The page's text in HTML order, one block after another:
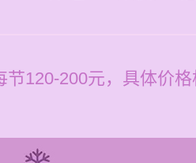
120-200元，具体价